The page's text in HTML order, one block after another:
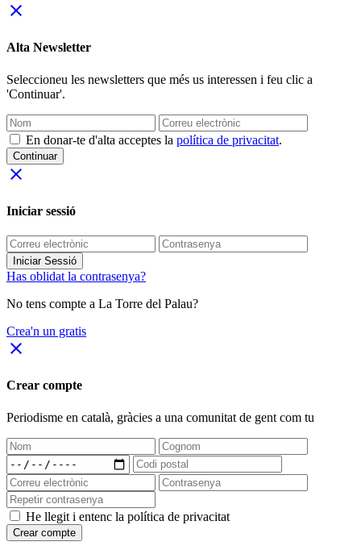
close
Alta Newsletter
Seleccioneu les newsletters que més us interessen i feu clic a
'Continuar'.
En donar-te d'alta acceptes la política de privacitat.
Continuar
close
Iniciar sessió
Iniciar Sessió
Has oblidat la contrasenya?
No tens compte a La Torre del Palau?
Crea'n un gratis
close
Crear compte
Periodisme en català, gràcies a una comunitat de gent com tu
He llegit i entenc la política de privacitat
Crear compte